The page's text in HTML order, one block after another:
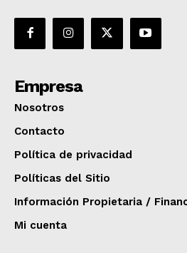
Empresa
Nosotros
Contacto
Política de privacidad
Políticas del Sitio
Información Propietaria /
Mi cuenta